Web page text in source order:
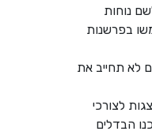
נוחות
בפרשנות
לא תחייב את
לצורכי
הבדלים